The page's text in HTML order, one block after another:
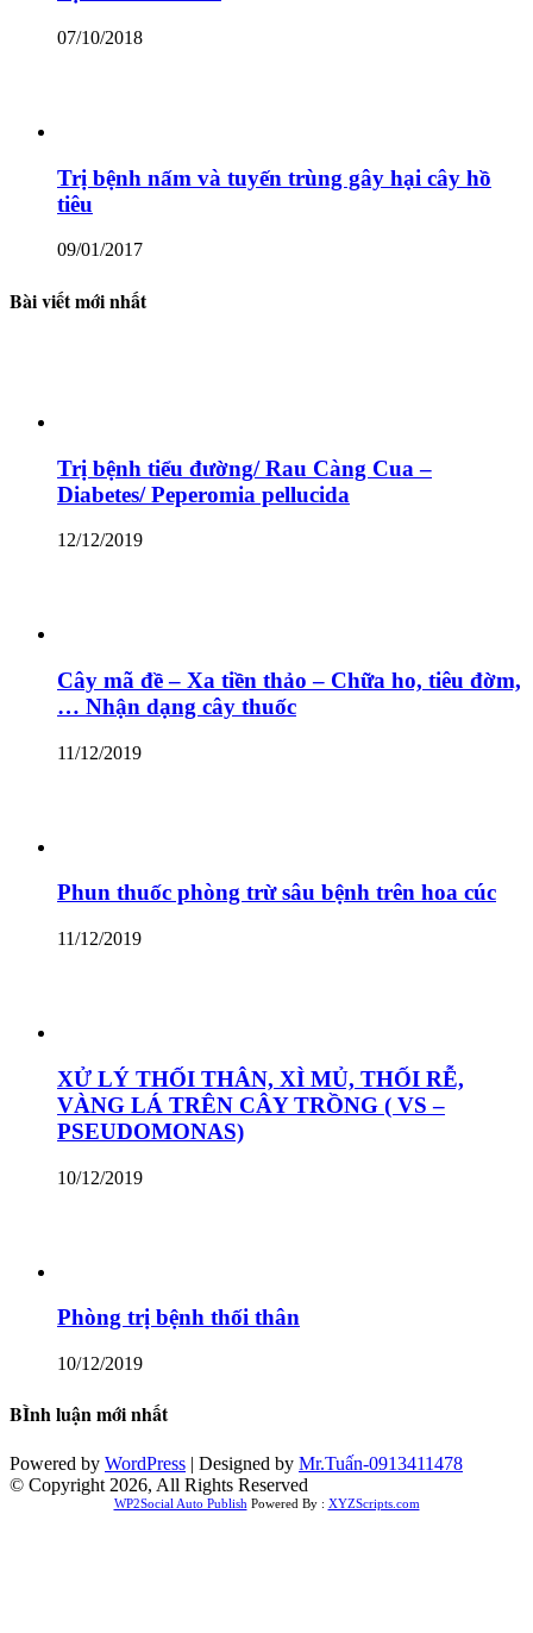
07/10/2018
Trị bệnh nấm và tuyến trùng gây hại cây hồ
tiêu
09/01/2017
Bài viết mới nhất
Trị bệnh tiểu đường/ Rau Càng Cua –
Diabetes/ Peperomia pellucida
12/12/2019
Cây mã đề – Xa tiền thảo – Chữa ho, tiêu đờm,
… Nhận dạng cây thuốc
11/12/2019
Phun thuốc phòng trừ sâu bệnh trên hoa cúc
11/12/2019
XỬ LÝ THỐI THÂN, XÌ MỦ, THỐI RỄ,
VÀNG LÁ TRÊN CÂY TRỒNG ( VS –
PSEUDOMONAS)
10/12/2019
Phòng trị bệnh thối thân
10/12/2019
BÌnh luận mới nhất
Powered by WordPress | Designed by Mr.Tuấn-0913411478
© Copyright 2026, All Rights Reserved
WP2Social Auto Publish Powered By : XYZScripts.com